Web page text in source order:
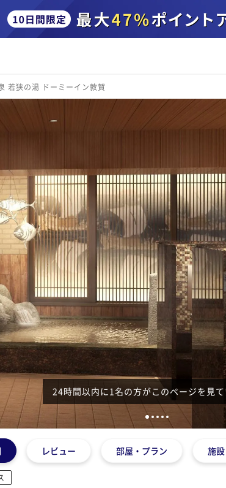
若狭の湯 ドーミーイン敦賀
1 2 3 4 5
レビュー 部屋・プラン 施